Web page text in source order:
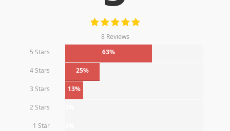
8 Reviews
5 Stars
63%
4 Stars 25%
3 Stars 13%
2 Stars
1 Star